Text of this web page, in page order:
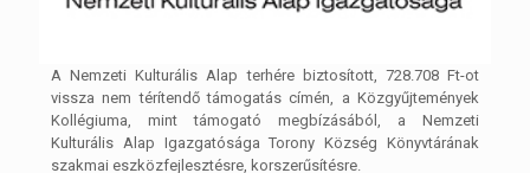
A Nemzeti Kulturális Alap terhére biztosított, 728.708 Ft-ot
vissza nem térítendő támogatás címén, a Közgyűjtemények
Kollégiuma, mint támogató megbízásából, a Nemzeti
Kulturális Alap Igazgatósága Torony Község Könyvtárának
szakmai eszközfejlesztésre, korszerűsítésre.